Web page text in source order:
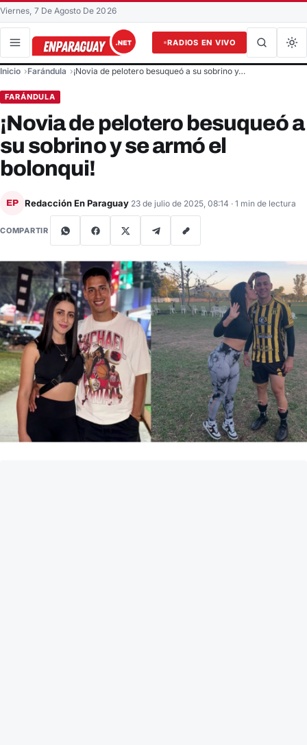
Viernes, 7 De Agosto De 2026
RADIOS EN VIVO
Buscar en el sitio
Inicio Farándula ¡Novia de pelotero besuqueó a su sobrino y…
FARÁNDULA
¡Novia de pelotero besuqueó a
su sobrino y se armó el
bolonqui!
EP Redacción En Paraguay 23 de julio de 2025, 08:14 · 1 min de lectura
COMPARTIR